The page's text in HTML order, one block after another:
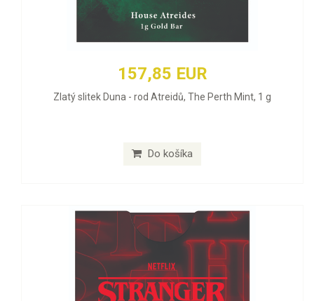
157,85 EUR
Zlatý slitek Duna - rod Atreidů, The Perth Mint, 1 g
Do košíka